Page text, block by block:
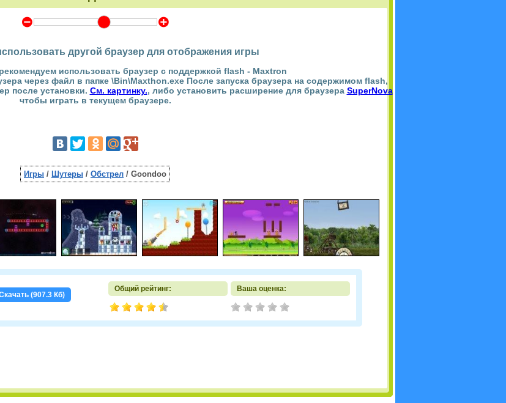
Y Z
другой браузер для отображения игры
использовать браузер с поддержкой flash - Maxtron
через файл в папке \Bin\Maxthon.exe После запуска браузера на содержимом flash,
после установки. См. картинку., либо установить расширение для браузера SuperNova
чтобы играть в текущем браузере.
Игры / Шутеры / Обстрел / Goondoo
(907.3 Кб)
Общий рейтинг: Ваша оценка: